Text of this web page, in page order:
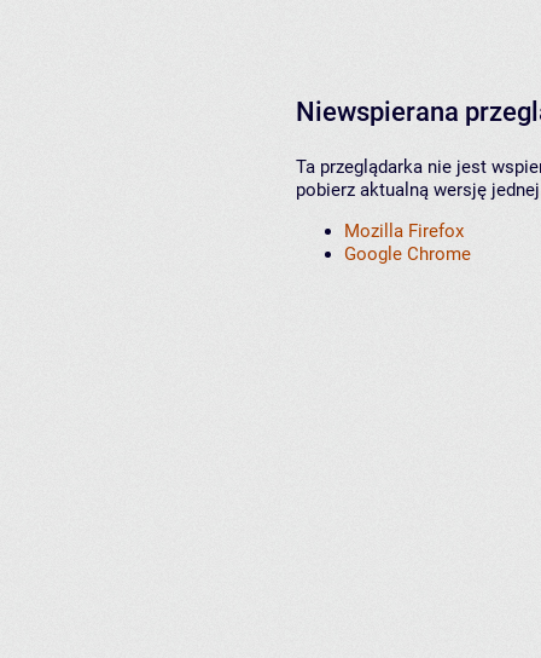
Niewspierana
Ta przeglądarka nie jest
pobierz aktualną wersję
Mozilla Firefox
Google Chrome